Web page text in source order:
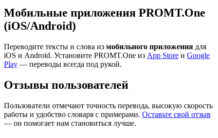
Мобильные приложения PROMT.One
(iOS/Android)
Переводите тексты и слова из мобильного приложения для
iOS и Android. Установите PROMT.One из App Store и Google
Play — переводы всегда под рукой.
Отзывы пользователей
Пользователи отмечают точность перевода, высокую скорость
работы и удобство словаря с примерами. Оставьте свой отзыв
— он помогает нам становиться лучше.